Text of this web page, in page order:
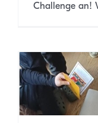
Challenge an!